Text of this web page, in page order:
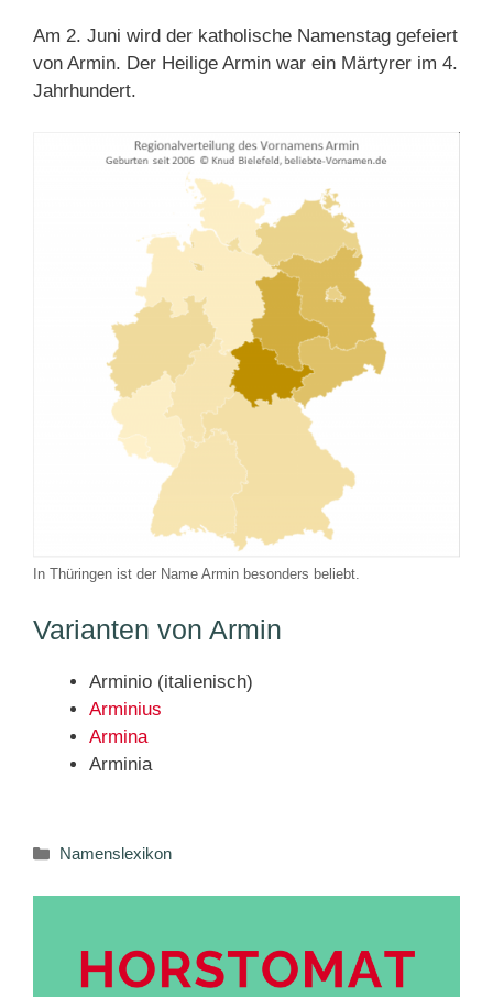
Am 2. Juni wird der katholische Namenstag gefeiert
von Armin. Der Heilige Armin war ein Märtyrer im 4.
Jahrhundert.
In Thüringen ist der Name Armin besonders beliebt.
Varianten von Armin
Arminio (italienisch)
Arminius
Armina
Arminia
Kategorien
Namenslexikon